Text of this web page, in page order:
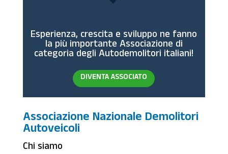
Esperienza, crescita e sviluppo ne fanno
la più importante Associazione di
categoria degli Autodemolitori italiani!
DIVENTA ASSOCIATO
Associazione Nazionale Demolitori
Autoveicoli
Chi siamo